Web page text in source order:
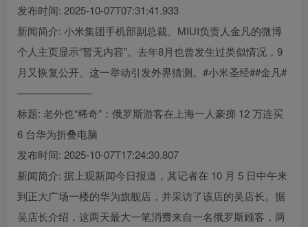
发布时间: 2025-10-07T07:31:41.933
新闻简介: 小米集团手机部副总裁、MIUI负责人金凡的微博
个人主页显示“暂无内容”。去年8月也曾发生过类似情况，9
月又恢复公开。这一举动引发外界猜测。#小米圣经##金凡#
———————-
标题: 老外也“稀奇”：俄罗斯游客在上海一人豪掷 12 万连买
6 台华为折叠电脑
发布时间: 2025-10-07T17:24:30.807
新闻简介: 据上观新闻今日报道，其记者在 10 月 5 日中午来
到正大广场一楼的华为旗舰店，并采访了该店的吴店长。据
吴店长介绍，这两天最大一笔消费来自一名俄罗斯顾客，两